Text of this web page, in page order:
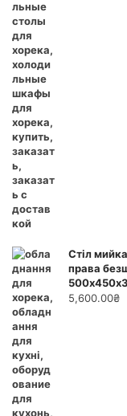
Стіл
права
5,600.00₴